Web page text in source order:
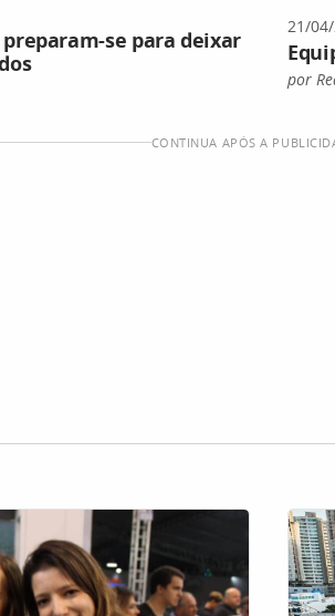
preparam-se para deixar
21/
por
CONTINUA APÓS A